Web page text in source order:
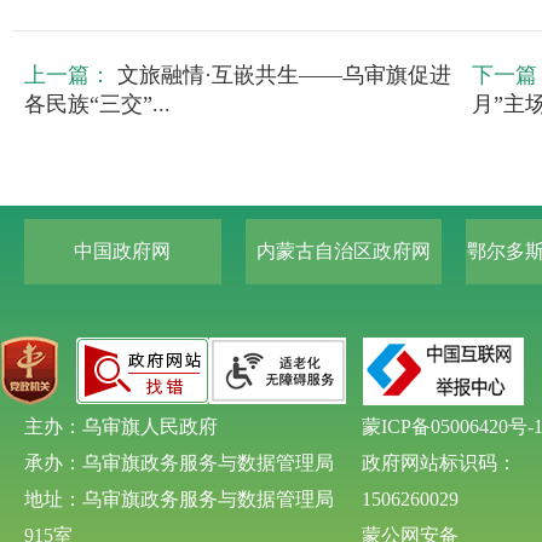
上一篇：
文旅融情·互嵌共生——乌审旗促进
各民族“三交”...
下一篇
月”主
中国政府网 内蒙古自治区政府网 鄂尔多
主办：乌审旗人民政府
承办：乌审旗政务服务与数据管理局
地址：乌审旗政务服务与数据管理局
915室
蒙ICP备05006420号-1
政府网站标识码：
1506260029
蒙公网安备